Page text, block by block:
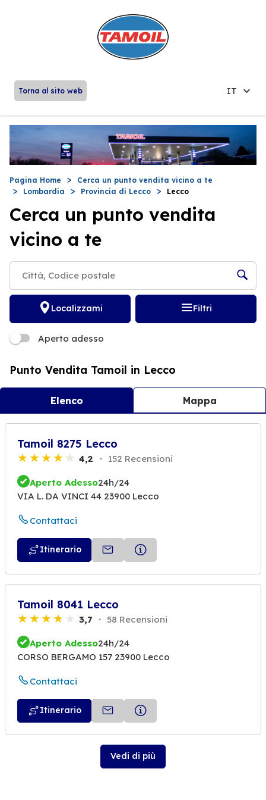
Torna al sito web IT
Pagina Home
Cerca un punto vendita vicino a te
Lombardia
Provincia di Lecco Lecco
Cerca un punto vendita
vicino a te
Localizzami Filtri
Aperto adesso
Punto Vendita Tamoil in Lecco
Elenco Mappa
Tamoil 8275 Lecco
4,2 152 Recensioni
Aperto Adesso24h/24
VIA L. DA VINCI 44 23900 Lecco
Contattaci
Itinerario
Tamoil 8041 Lecco
3,7 58 Recensioni
Aperto Adesso24h/24
CORSO BERGAMO 157 23900 Lecco
Contattaci
Itinerario
Vedi di più